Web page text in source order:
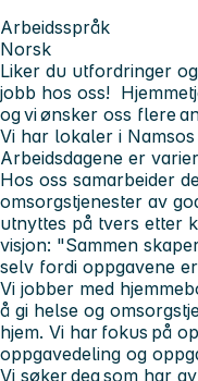
Arbeidsspråk
Norsk
Liker du utfordringer
jobb hos oss!
og vi ønsker oss flere
Vi har lokaler i
Arbeidsdagene er
Hos oss samarbeider
omsorgstjenester av
utnyttes på tvers etter
visjon: "Sammen
selv fordi oppgavene
Vi jobber med
å gi helse og
hjem. Vi har fokus på
oppgavedeling og
Vi søker deg som har